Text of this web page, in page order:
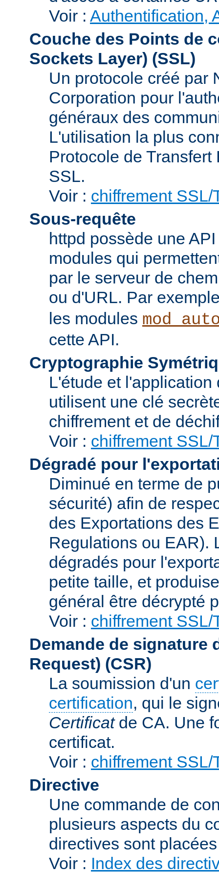
Voir : Authentification,
Couche des Points de
Sockets Layer) (SSL)
Un protocole créé par
Corporation pour
généraux des
L'utilisation la plus
Protocole de
SSL.
Voir : chiffrement SSL/
Sous-requête
httpd possède une
modules qui
par le serveur de
ou d'URL. Par
les modules
cette API.
Cryptographie
L'étude et
utilisent une clé
chiffrement et de
Voir : chiffrement SSL/
Dégradé pour
Diminué en terme de
sécurité) afin de
des Exportations des
Regulations ou EAR).
dégradés pour
petite taille, et
général être décrypté
Voir : chiffrement SSL/
Demande de signature
Request) (CSR)
La soumission d'un
certification, qui le
Certificatde CA. Une
certificat.
Voir : chiffrement SSL/
Directive
Une commande de
plusieurs aspects du
directives sont
Voir : Index des